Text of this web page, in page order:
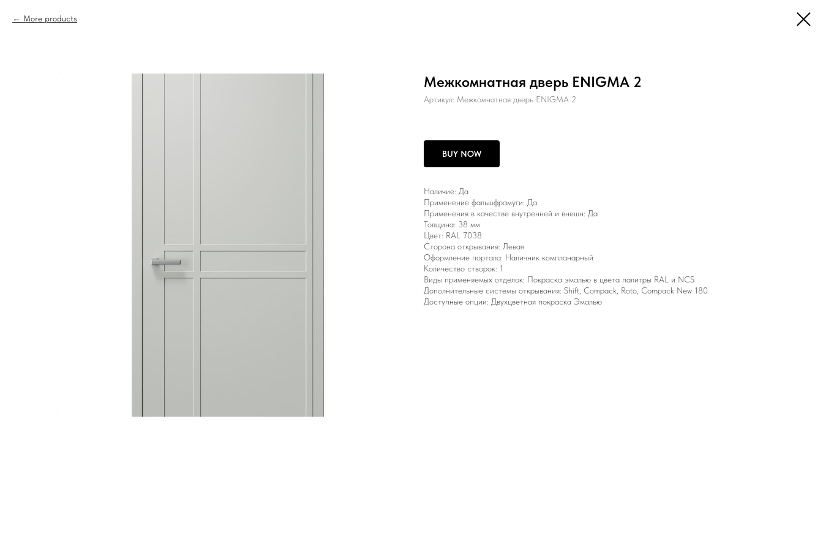
More products
Межкомнатная дверь ENIGMA 2
Артикул: Межкомнатная дверь ENIGMA 2
BUY NOW
Наличие: Да
Применение фальшфрамуги: Да
Применения в качестве внутренней и внешн: Да
Толщина: 38 мм
Цвет: RAL 7038
Сторона открывания: Левая
Оформление портала: Наличник компланарный
Количество створок: 1
Виды применяемых отделок: Покраска эмалью в цвета палитры RAL и NCS
Дополнительные системы открывания: Shift, Compack, Roto, Compack New 180
Доступные опции: Двухцветная покраска Эмалью